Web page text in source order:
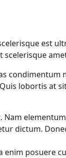
est
condimentum
lobortis at
dictum.
enim posuere